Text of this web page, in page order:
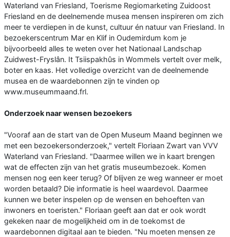
Waterland van Friesland, Toerisme Regiomarketing Zuidoost
Friesland en de deelnemende musea mensen inspireren om zich
meer te verdiepen in de kunst, cultuur én natuur van Friesland. In
bezoekerscentrum Mar en Klif in Oudemirdum kom je
bijvoorbeeld alles te weten over het Nationaal Landschap
Zuidwest-Fryslân. It Tsiispakhûs in Wommels vertelt over melk,
boter en kaas. Het volledige overzicht van de deelnemende
musea en de waardebonnen zijn te vinden op
www.museummaand.frl.
Onderzoek naar wensen bezoekers
"Vooraf aan de start van de Open Museum Maand beginnen we
met een bezoekersonderzoek," vertelt Floriaan Zwart van VVV
Waterland van Friesland. "Daarmee willen we in kaart brengen
wat de effecten zijn van het gratis museumbezoek. Komen
mensen nog een keer terug? Of blijven ze weg wanneer er moet
worden betaald? Die informatie is heel waardevol. Daarmee
kunnen we beter inspelen op de wensen en behoeften van
inwoners en toeristen." Floriaan geeft aan dat er ook wordt
gekeken naar de mogelijkheid om in de toekomst de
waardebonnen digitaal aan te bieden. "Nu moeten mensen ze